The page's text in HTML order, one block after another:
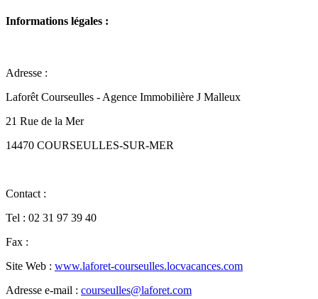
Informations légales :
Adresse :
Laforêt Courseulles - Agence Immobilière J Malleux
21 Rue de la Mer
14470 COURSEULLES-SUR-MER
Contact :
Tel : 02 31 97 39 40
Fax :
Site Web : www.laforet-courseulles.locvacances.com
Adresse e-mail : courseulles@laforet.com